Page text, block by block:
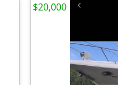
$20,000